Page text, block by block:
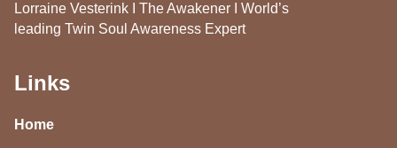
Lorraine Vesterink I The Awakener I World’s
leading Twin Soul Awareness Expert
Links
Home